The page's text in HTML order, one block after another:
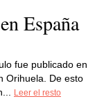
España
fue publicado en
Orihuela. De esto
Leer el resto